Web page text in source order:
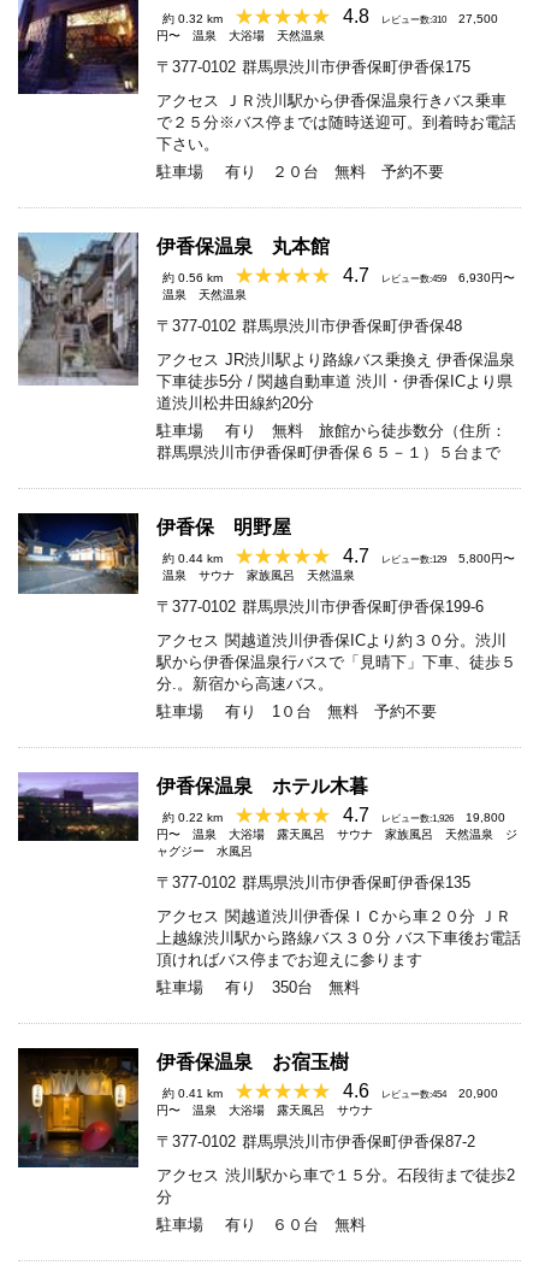
約 0.32 km 4.8 レビュー数:310
27,500
円〜
温泉 大浴場 天然温泉
〒377-0102 群馬県渋川市伊香保町伊香保175
アクセス
ＪＲ渋川駅から伊香保温泉行きバス乗車
で２５分※バス停までは随時送迎可。到着時お電話
下さい。
駐車場
有り ２０台 無料 予約不要
伊香保温泉 丸本館
約 0.56 km 4.7 レビュー数:459
6,930円〜
温泉
天然温泉
〒377-0102 群馬県渋川市伊香保町伊香保48
アクセス JR渋川駅より路線バス乗換え 伊香保温泉
下車徒歩5分 / 関越自動車道 渋川・伊香保ICより県
道渋川松井田線約20分
駐車場
有り 無料 旅館から徒歩数分（住所：
群馬県渋川市伊香保町伊香保６５－１）５台まで
伊香保 明野屋
約 0.44 km 4.7 レビュー数:129
5,800円〜
温泉
サウナ 家族風呂 天然温泉
〒377-0102 群馬県渋川市伊香保町伊香保199-6
アクセス 関越道渋川伊香保ICより約３０分。渋川
駅から伊香保温泉行バスで「見晴下」下車、徒歩５
分.。新宿から高速バス。
駐車場
有り 1０台 無料 予約不要
伊香保温泉 ホテル木暮
約 0.22 km 4.7 レビュー数:1,926
19,800
円〜
温泉 大浴場 露天風呂 サウナ 家族風呂 天然温泉
ジ
ャグジー
水風呂
〒377-0102 群馬県渋川市伊香保町伊香保135
アクセス 関越道渋川伊香保ＩＣから車２０分 ＪＲ
上越線渋川駅から路線バス３０分 バス下車後お電話
頂ければバス停までお迎えに参ります
駐車場
有り 350台 無料
伊香保温泉 お宿玉樹
約 0.41 km 4.6 レビュー数:454
20,900
円〜
温泉 大浴場 露天風呂 サウナ
〒377-0102 群馬県渋川市伊香保町伊香保87-2
アクセス 渋川駅から車で１５分。石段街まで徒歩2
分
駐車場
有り ６０台 無料